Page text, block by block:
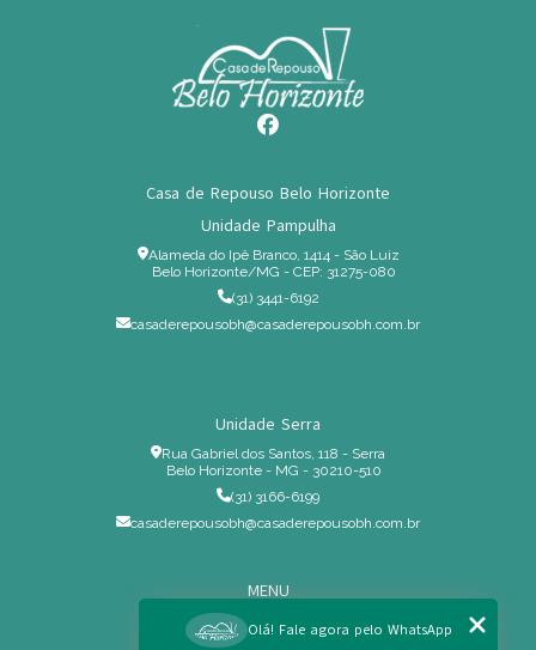
Casa de Repouso Belo Horizonte
Unidade Pampulha
Alameda do Ipê Branco, 1414 - São Luiz
Belo Horizonte/MG - CEP: 31275-080
(31) 3441-6192
casaderepousobh@casaderepousobh.com.br
Unidade Serra
Rua Gabriel dos Santos, 118 - Serra
Belo Horizonte - MG - 30210-510
(31) 3166-6199
casaderepousobh@casaderepousobh.com.br
MENU
Home
Olá! Fale agora pelo WhatsApp